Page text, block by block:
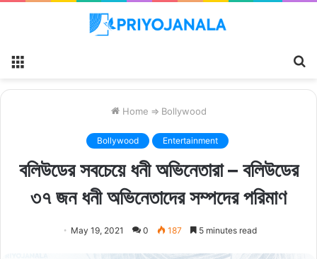
Home ⇒ Bollywood
Bollywood Entertainment
বলিউডের সবচেয়ে ধনী অভিনেতারা – বলিউডের
৩৭ জন ধনী অভিনেতাদের সম্পদের পরিমাণ
May 19, 2021 0 187 5 minutes read